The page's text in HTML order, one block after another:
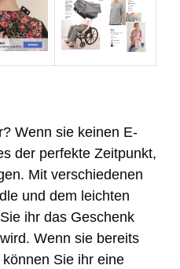
Wenn sie keinen E-
der perfekte Zeitpunkt,
Mit verschiedenen
und dem leichten
ihr das Geschenk
Wenn sie bereits
Sie ihr eine